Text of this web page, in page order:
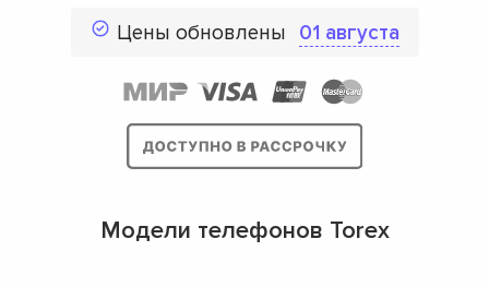
Цены обновлены 01 августа
Модели телефонов Torex